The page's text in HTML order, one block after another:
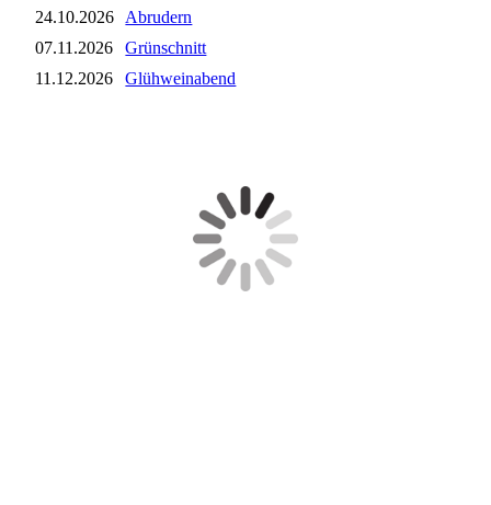
24.10.2026
Abrudern
07.11.2026
Grünschnitt
11.12.2026
Glühweinabend